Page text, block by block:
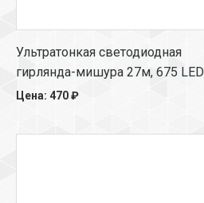
Ультратонкая светодиодная
гирлянда-мишура 27м, 675 LED
Цена: 470 ₽